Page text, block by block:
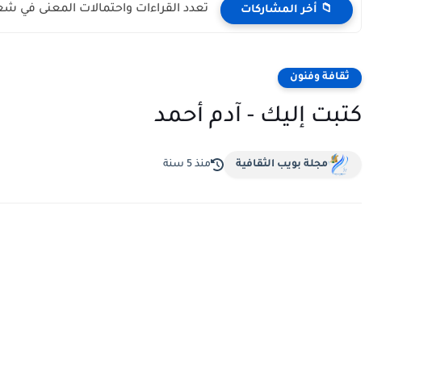
📁 أخر المشاركات تعدد القراءات واحتمالات المعنى في
ثقافة وفنون
كتبت إليك - آدم أحمد
مجلة بويب الثقافية منذ 5 سنة